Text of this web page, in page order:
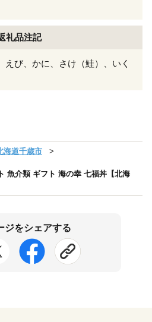
礼品注記
び、かに、さけ（鮭）、いく
海道千歳市
魚介類 ギフト 海の幸 七福丼【北海
ジをシェアする